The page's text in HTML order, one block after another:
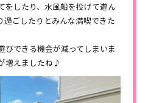
をしたり、水風船を投げて遊ん
過ごしたりとみんな満喫できた
びできる機会が減ってしまいま
増えましたね♪